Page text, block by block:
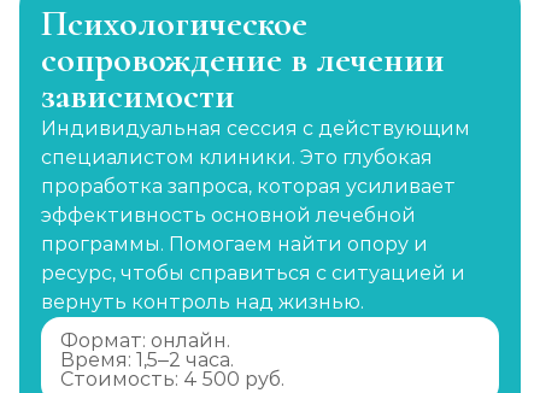
Психологическое
сопровождение в лечении
зависимости
Индивидуальная сессия с действующим
специалистом клиники. Это глубокая
проработка запроса, которая усиливает
эффективность основной лечебной
программы. Помогаем найти опору и
ресурс, чтобы справиться с ситуацией и
вернуть контроль над жизнью.
Формат: онлайн.
Время: 1,5–2 часа.
Стоимость: 4 500 руб.